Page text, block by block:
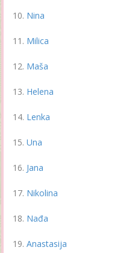
Nina
Milica
Maša
Helena
Lenka
Una
Jana
Nikolina
Nađa
Anastasija